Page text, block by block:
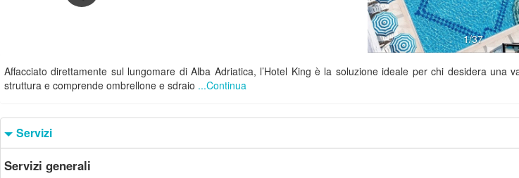
1/37
Affacciato direttamente sul lungomare di Alba Adriatica, l’Hotel King è la soluzione ideale per chi desidera
struttura e comprende ombrellone e sdraio ...Continua
Servizi
Servizi generali